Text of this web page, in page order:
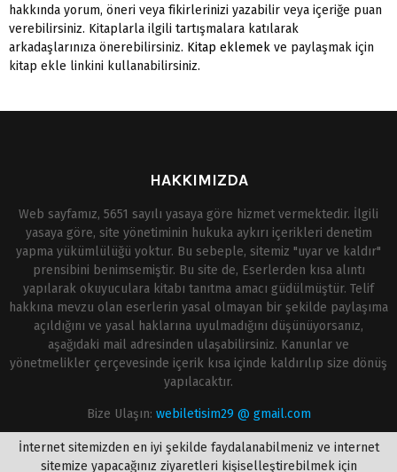
hakkında yorum, öneri veya fikirlerinizi yazabilir veya içeriğe puan
verebilirsiniz. Kitaplarla ilgili tartışmalara katılarak
arkadaşlarınıza önerebilirsiniz. Kitap eklemek ve paylaşmak için
kitap ekle linkini kullanabilirsiniz.
HAKKIMIZDA
Web sayfamız, 5651 sayılı yasaya göre hizmet vermektedir. İlgili
yasaya göre, site yönetiminin hukuka aykırı içerikleri denetim
yapma yükümlülüğü yoktur. Bu sebeple, sitemiz "uyar ve kaldır"
prensibini benimsemiştir. Bu site de, Eserlerden kısa alıntı
yapılarak okuyuculara kitabı tanıtma amacı güdülmüştür. Telif
hakkına mevzu olan eserlerin yasal olmayan bir şekilde paylaşıma
açıldığını ve yasal haklarına uyulmadığını düşünüyorsanız,
aşağıdaki mail adresinden ulaşabilirsiniz. Kanunlar ve
yönetmelikler çerçevesinde içerik kısa içinde kaldırılıp size dönüş
yapılacaktır.
Bize Ulaşın: webiletisim29 @ gmail.com
İnternet sitemizden en iyi şekilde faydalanabilmeniz ve internet
sitemize yapacağınız ziyaretleri kişiselleştirebilmek için